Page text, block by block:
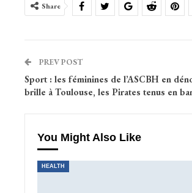
Share
PREV POST
Sport : les féminines de l’ASCBH en
brille à Toulouse, les Pirates tenus en
You Might Also Like
HEALTH